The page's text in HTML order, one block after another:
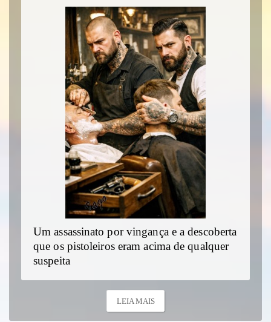
Um assassinato por vingança e a descoberta
que os pistoleiros eram acima de qualquer
suspeita
LEIA MAIS